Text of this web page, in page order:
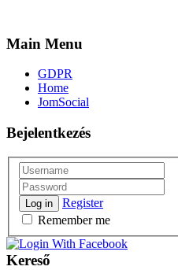
Main Menu
GDPR
Home
JomSocial
Bejelentkezés
Log in
Register
Remember me
Kereső